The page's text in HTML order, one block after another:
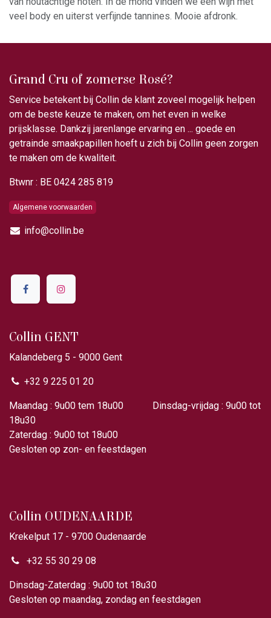
veel body en uiterst verfijnde tannines. Mooie afdronk.
Grand Cru of zomerse Rosé?
Service betekent bij Collin de klant zoveel mogelijk helpen
om de beste keuze te maken, om het even in welke
prijsklasse. Dankzij jarenlange ervaring en ... goede en
getrainde smaakpapillen hoeft u zich bij Collin geen zorgen
te maken om de kwaliteit.
Btwnr : BE 0424 285 819
Algemene voorwaarden
info@collin.be
Collin GENT
Kalandeberg 5 - 9000 Gent​
+32 9 225 01 20
Maandag : 9u00 tem 18u00 Dinsdag-vrijdag : 9u00 tot
18u30
Zaterdag : 9u00 tot 18u00
Gesloten op zon- en feestdagen
Collin OUDENAARDE
Krekelput 17 - 9700 Oudenaarde
+32 55 30 29 08
Dinsdag-Zaterdag : 9u00 tot 18u30
Gesloten op maandag, zondag en feestdagen